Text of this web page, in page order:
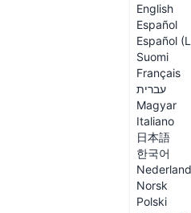
English
Español
Español
Suomi
Français
עברית
Magyar
Italiano
日本語
한국어
Norsk
Polski